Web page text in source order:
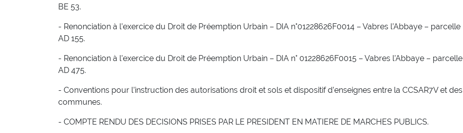
BE 53.
- Renonciation à l’exercice du Droit de Préemption Urbain – DIA n°01228626F0014 – Vabres l’Abbaye – parcelle
AD 155.
- Renonciation à l’exercice du Droit de Préemption Urbain – DIA n° 01228626F0015 – Vabres l’Abbaye – parcelle
AD 475.
- Conventions pour l’instruction des autorisations droit et sols et dispositif d’enseignes entre la CCSAR7V et des
communes.
- COMPTE RENDU DES DECISIONS PRISES PAR LE PRESIDENT EN MATIERE DE MARCHES PUBLICS.